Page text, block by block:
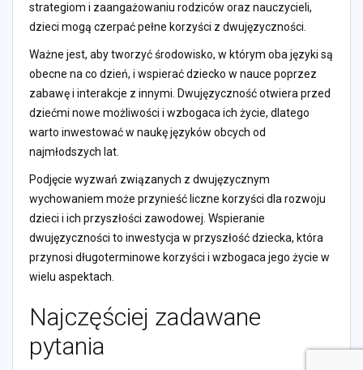
strategiom i zaangażowaniu rodziców oraz nauczycieli,
dzieci mogą czerpać pełne korzyści z dwujęzyczności.
Ważne jest, aby tworzyć środowisko, w którym oba języki są
obecne na co dzień, i wspierać dziecko w nauce poprzez
zabawę i interakcje z innymi. Dwujęzyczność otwiera przed
dziećmi nowe możliwości i wzbogaca ich życie, dlatego
warto inwestować w naukę języków obcych od
najmłodszych lat.
Podjęcie wyzwań związanych z dwujęzycznym
wychowaniem może przynieść liczne korzyści dla rozwoju
dzieci i ich przyszłości zawodowej. Wspieranie
dwujęzyczności to inwestycja w przyszłość dziecka, która
przynosi długoterminowe korzyści i wzbogaca jego życie w
wielu aspektach.
Najczęściej zadawane
pytania